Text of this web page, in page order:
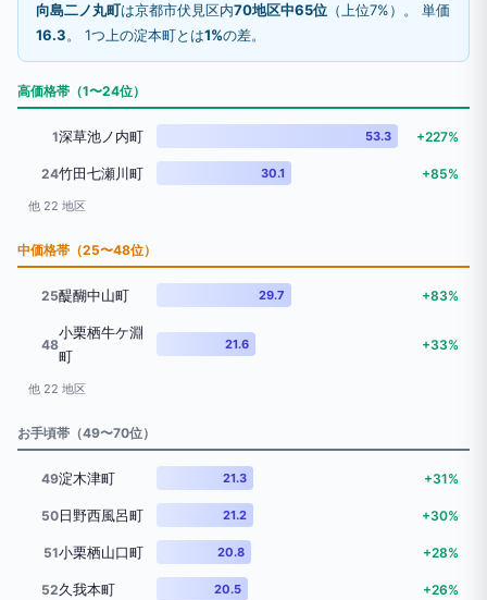
向島二ノ丸町は京都市伏見区内70地区中65位 （上位7%）。 単価
16.3。 1つ上の淀本町とは1%の差。
高価格帯（1〜24位）
1深草池ノ内町 53.3 +227%
24竹田七瀬川町 30.1 +85%
他 22 地区
中価格帯（25〜48位）
25醍醐中山町 29.7 +83%
48
小栗栖牛ケ淵
町
21.6 +33%
他 22 地区
お手頃帯（49〜70位）
49淀木津町 21.3 +31%
50日野西風呂町 21.2 +30%
51小栗栖山口町 20.8 +28%
52久我本町 20.5 +26%